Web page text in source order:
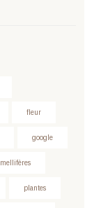
fleur
google
mellifères
plantes